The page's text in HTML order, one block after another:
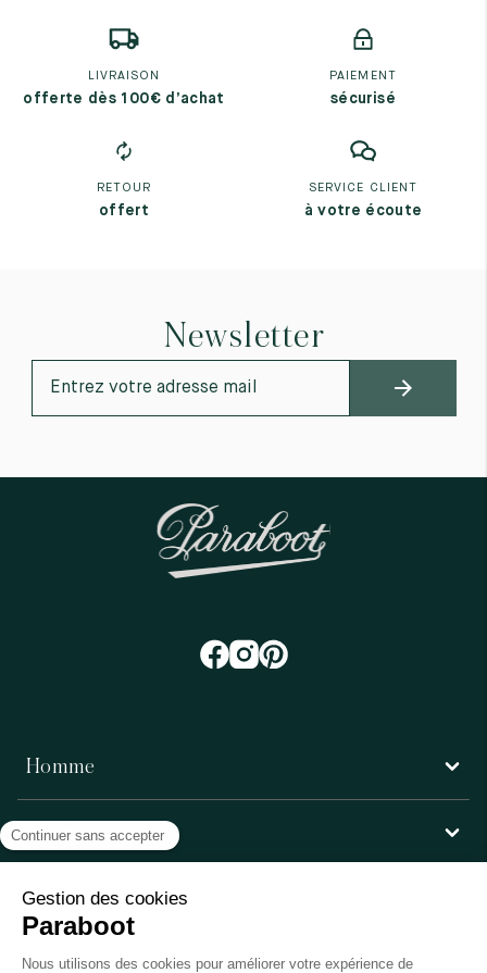
LIVRAISON
offerte dès 100€ d’achat
PAIEMENT
sécurisé
RETOUR
offert
SERVICE CLIENT
à votre écoute
Newsletter
Homme
Femme
Service client
Paraboot